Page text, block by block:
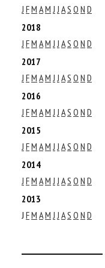
J FM AM J J AS O N D
2018
J FM AM J J AS O N D
2017
J FM AM J J AS O N D
2016
J FM AM J J AS O N D
2015
J FM AM J J AS O N D
2014
J FM AM J J AS O N D
2013
J FM AM J J AS O N D